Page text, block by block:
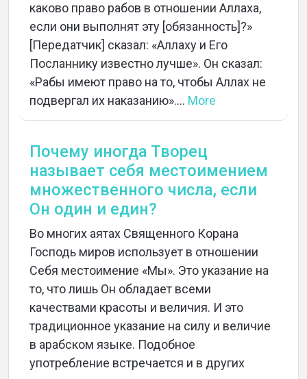
каково право рабов в отношении Аллаха,
если они выполнят эту [обязанность]?»
[Передатчик] сказал: «Аллаху и Его
Посланнику известно лучше». Он сказал:
«Рабы имеют право на то, чтобы Аллах не
подвергал их наказанию».... More
Почему иногда Творец
называет себя местоимением
множественного числа, если
Он один и един?
Во многих аятах Священного Корана
Господь миров использует в отношении
Себя местоимение «Мы». Это указание на
то, что лишь Он обладает всеми
качествами красоты и величия. И это
традиционное указание на силу и величие
в арабском языке. Подобное
употребление встречается и в других